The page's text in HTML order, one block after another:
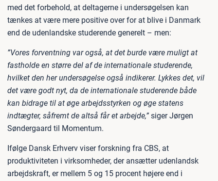
med det forbehold, at deltagerne i undersøgelsen kan
tænkes at være mere positive over for at blive i Danmark
end de udenlandske studerende generelt – men:
”Vores forventning var også, at det burde være muligt at
fastholde en større del af de internationale studerende,
hvilket den her undersøgelse også indikerer. Lykkes det, vil
det være godt nyt, da de internationale studerende både
kan bidrage til at øge arbejdsstyrken og øge statens
indtægter, såfremt de altså får et arbejde,” siger Jørgen
Søndergaard til Momentum.
Ifølge Dansk Erhverv viser forskning fra CBS, at
produktiviteten i virksomheder, der ansætter udenlandsk
arbejdskraft, er mellem 5 og 15 procent højere end i